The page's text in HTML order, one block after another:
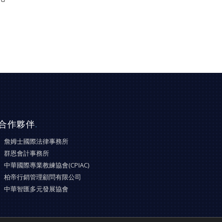
作夥伴.
詹姆士國際法律事務所
群恩會計事務所
中華國際專業教練協會(CPIAC)
柏帝行銷管理顧問有限公司
中華智匯多元發展協會